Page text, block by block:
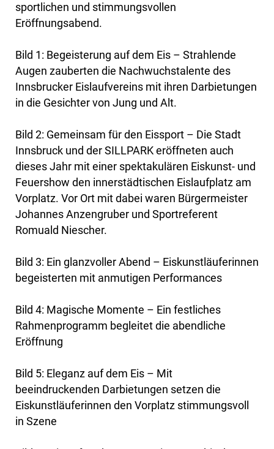
sportlichen und stimmungsvollen
Eröffnungsabend.
Bild 1: Begeisterung auf dem Eis – Strahlende
Augen zauberten die Nachwuchstalente des
Innsbrucker Eislaufvereins mit ihren Darbietungen
in die Gesichter von Jung und Alt.
Bild 2: Gemeinsam für den Eissport – Die Stadt
Innsbruck und der SILLPARK eröffneten auch
dieses Jahr mit einer spektakulären Eiskunst- und
Feuershow den innerstädtischen Eislaufplatz am
Vorplatz. Vor Ort mit dabei waren Bürgermeister
Johannes Anzengruber und Sportreferent
Romuald Niescher.
Bild 3: Ein glanzvoller Abend – Eiskunstläuferinnen
begeisterten mit anmutigen Performances
Bild 4: Magische Momente – Ein festliches
Rahmenprogramm begleitet die abendliche
Eröffnung
Bild 5: Eleganz auf dem Eis – Mit
beeindruckenden Darbietungen setzen die
Eiskunstläuferinnen den Vorplatz stimmungsvoll
in Szene